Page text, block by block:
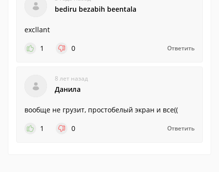
bediru bezabih beentala
excllant
1
0 Ответить
8 лет назад
Данила
вообще не грузит, простобелый экран и все((
1
0 Ответить